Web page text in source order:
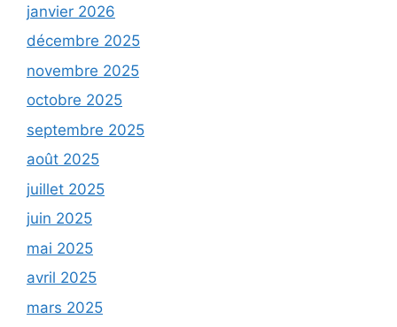
janvier 2026
décembre 2025
novembre 2025
octobre 2025
septembre 2025
août 2025
juillet 2025
juin 2025
mai 2025
avril 2025
mars 2025